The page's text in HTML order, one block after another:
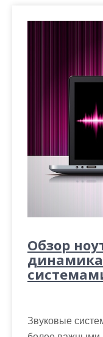
Обзор
Звуковые